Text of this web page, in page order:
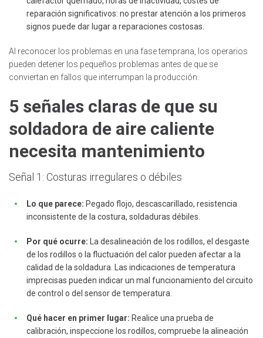
reparación significativos: no prestar atención a los primeros
signos puede dar lugar a reparaciones costosas.
Al reconocer los problemas en una fase temprana, los operarios
pueden detener los pequeños problemas antes de que se
conviertan en fallos que interrumpan la producción.
5 señales claras de que su
soldadora de aire caliente
necesita mantenimiento
Señal 1: Costuras irregulares o débiles
Lo que parece: Pegado flojo, descascarillado, resistencia
inconsistente de la costura, soldaduras débiles.
Por qué ocurre: La desalineación de los rodillos, el desgaste
de los rodillos o la fluctuación del calor pueden afectar a la
calidad de la soldadura. Las indicaciones de temperatura
imprecisas pueden indicar un mal funcionamiento del circuito
de control o del sensor de temperatura.
Qué hacer en primer lugar: Realice una prueba de
calibración, inspeccione los rodillos, compruebe la alineación